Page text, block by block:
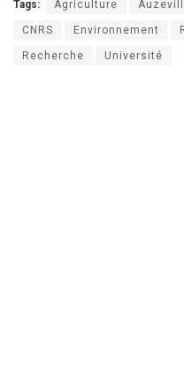
Tags: Agriculture
CNRS Environnement
Recherche Université